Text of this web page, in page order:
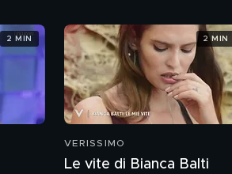
2 MIN
VERISSIMO
Le vite di Bianca Balti
2 MIN